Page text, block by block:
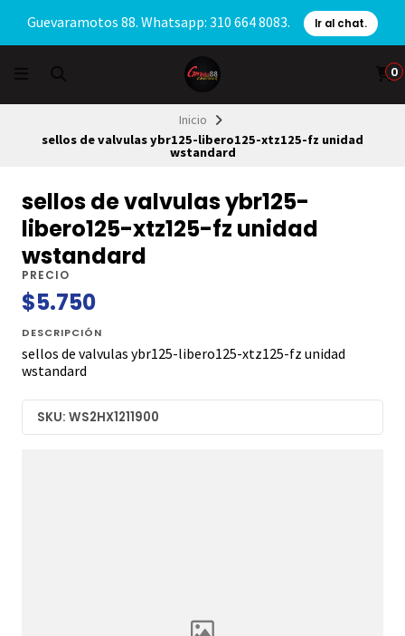
Guevaramotos 88. Whatsapp: 310 664 8083. Ir al chat.
0
Inicio
sellos de valvulas ybr125-libero125-xtz125-fz unidad
wstandard
sellos de valvulas ybr125-
libero125-xtz125-fz unidad
wstandard
PRECIO
$5.750
DESCRIPCIÓN
sellos de valvulas ybr125-libero125-xtz125-fz unidad
wstandard
SKU: WS2HX1211900